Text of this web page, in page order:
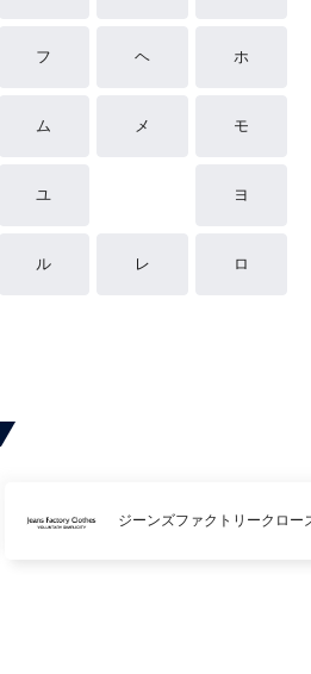
フ ヘ ホ
ム メ モ
ユ ヨ
ル レ ロ
ジーンズファクトリークロー